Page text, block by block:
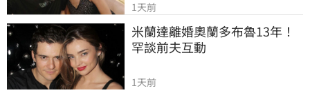
1天前
米蘭達離婚奧蘭多布魯13年！
罕談前夫互動
1天前